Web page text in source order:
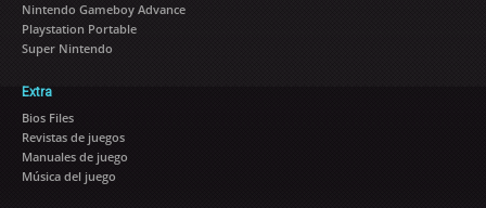
Nintendo Gameboy Advance
Playstation Portable
Super Nintendo
Extra
Bios Files
Revistas de juegos
Manuales de juego
Música del juego